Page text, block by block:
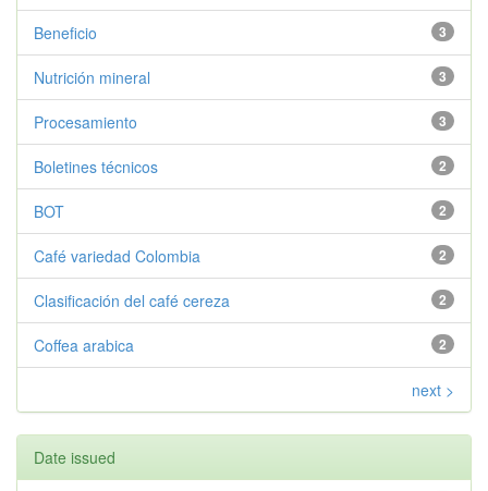
3
Beneficio
3
Nutrición mineral
3
Procesamiento
2
Boletines técnicos
2
BOT
2
Café variedad Colombia
2
Clasificación del café cereza
2
Coffea arabica
next >
Date issued